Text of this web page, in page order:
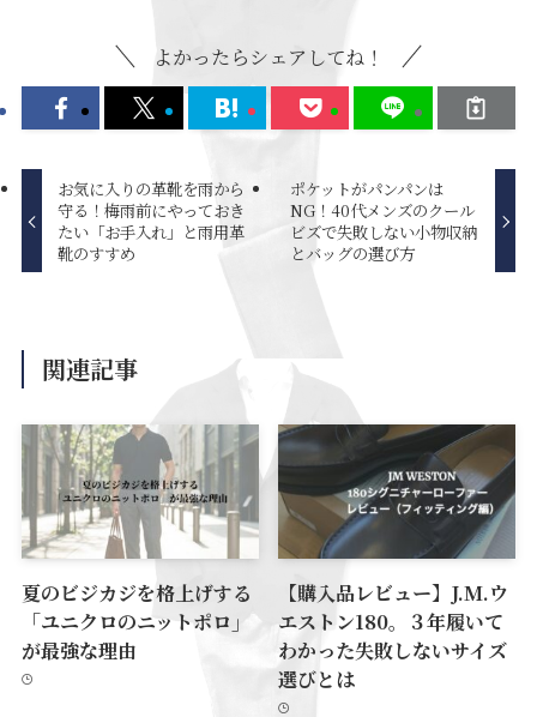
よかったらシェアしてね！
お気に入りの革靴を雨から
守る！梅雨前にやっておき
たい「お手入れ」と雨用革
靴のすすめ
ポケットがパンパンは
NG！40代メンズのクール
ビズで失敗しない小物収納
とバッグの選び方
関連記事
夏のビジカジを格上げする
「ユニクロのニットポロ」
が最強な理由
【購入品レビュー】J.M.ウ
エストン180。３年履いて
わかった失敗しないサイズ
選びとは